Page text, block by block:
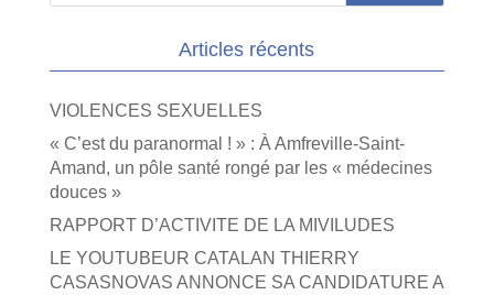
Articles récents
VIOLENCES SEXUELLES
« C’est du paranormal ! » : À Amfreville-Saint-
Amand, un pôle santé rongé par les « médecines
douces »
RAPPORT D’ACTIVITE DE LA MIVILUDES
LE YOUTUBEUR CATALAN THIERRY
CASASNOVAS ANNONCE SA CANDIDATURE A